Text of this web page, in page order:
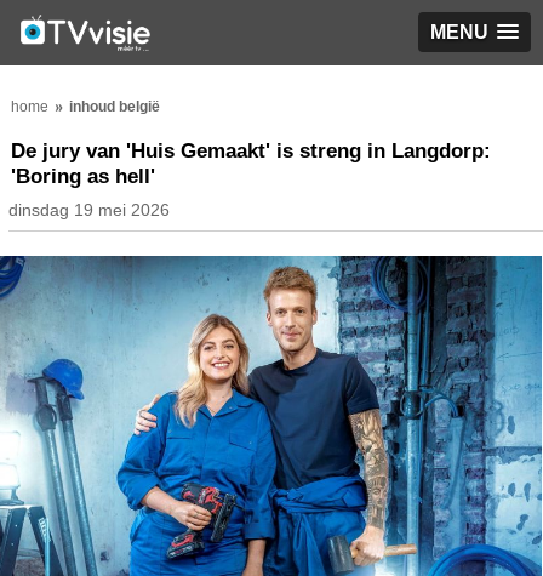
MENU
home inhoud belgië
De jury van 'Huis Gemaakt' is streng in Langdorp:
'Boring as hell'
dinsdag 19 mei 2026